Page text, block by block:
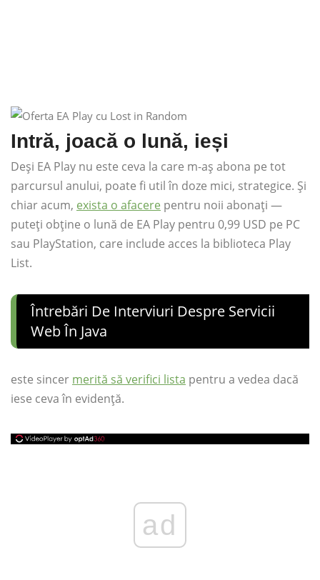
Intră, joacă o lună, ieși
Deși EA Play nu este ceva la care m-aș abona pe tot
parcursul anului, poate fi util în doze mici, strategice. Și
chiar acum, exista o afacere pentru noii abonați —
puteți obține o lună de EA Play pentru 0,99 USD pe PC
sau PlayStation, care include acces la biblioteca Play
List.
Întrebări De Interviuri Despre Servicii
Web În Java
este sincer merită să verifici lista pentru a vedea dacă
iese ceva în evidență.
ad